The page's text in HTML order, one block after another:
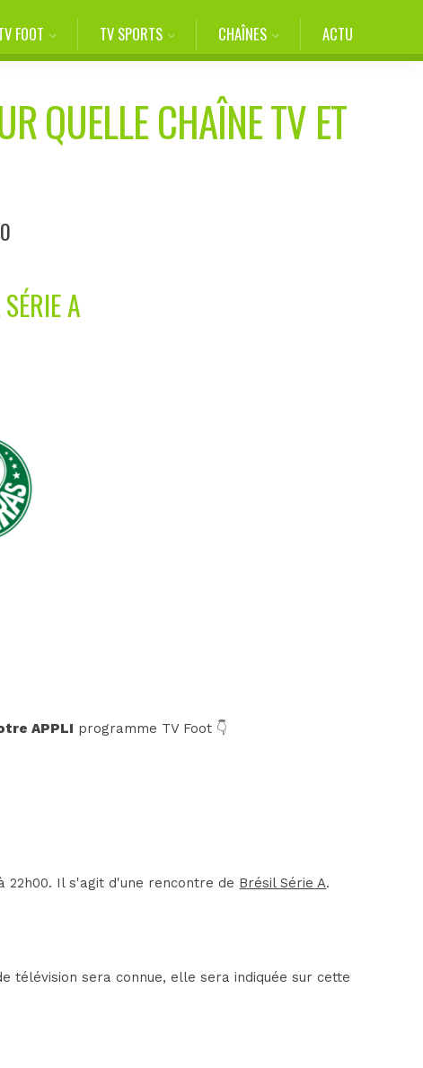
FOOT TV SPORTS CHAÎNES ACTU
QUELLE CHAÎNE TV ET
A
APPLI programme TV Foot 👇
22h00. Il s'agit d'une rencontre de Brésil Série A.
télévision sera connue, elle sera indiquée sur cette